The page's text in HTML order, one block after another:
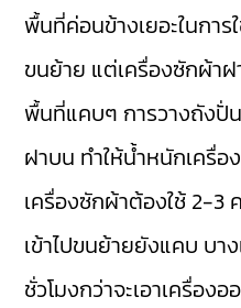
พื้นที่ค่อนข้างเยอะในการ
ขนย้าย แต่เครื่องซักผ้า
พื้นที่แคบๆ การวางถังปั่น
ฝาบน ทำให้น้ำหนักเครื่อ
เครื่องซักผ้าต้องใช้ 2-3
เข้าไปขนย้ายยังแคบ บา
ชั่วโมงกว่าจะเอาเครื่อง